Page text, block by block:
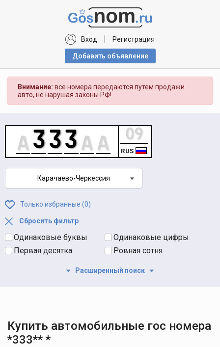
Вход Регистрация
Добавить объявлениe
Внимание: все номера передаются путем продажи
авто, не нарушая законы РФ!
RUS
Карачаево-Черкессия
Только избранные (0)
Сбросить фильтр
Одинаковые буквы
Одинаковые цифры
Первая десятка
Ровная сотня
Расширенный поиск
Купить автомобильные гос номера
*333** *